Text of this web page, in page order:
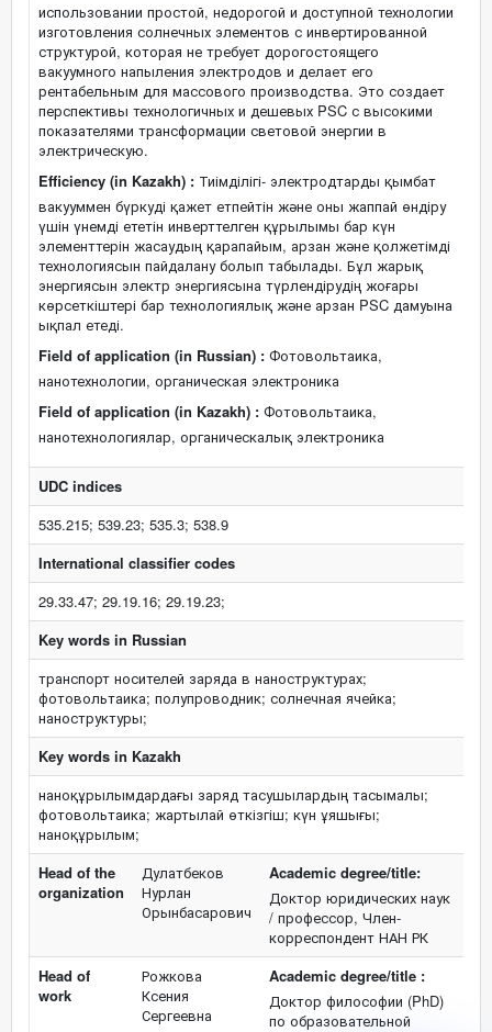
использовании простой, недорогой и доступной технологии
изготовления солнечных элементов с инвертированной
структурой, которая не требует дорогостоящего
вакуумного напыления электродов и делает его
рентабельным для массового производства. Это создает
перспективы технологичных и дешевых PSC с высокими
показателями трансформации световой энергии в
электрическую.
Efficiency (in Kazakh) : Тиімділігі- электродтарды қымбат
вакууммен бүркуді қажет етпейтін және оны жаппай өндіру
үшін үнемді ететін инверттелген құрылымы бар күн
элементтерін жасаудың қарапайым, арзан және қолжетімді
технологиясын пайдалану болып табылады. Бұл жарық
энергиясын электр энергиясына түрлендірудің жоғары
көрсеткіштері бар технологиялық және арзан PSC дамуына
ықпал етеді.
Field of application (in Russian) : Фотовольтаика,
нанотехнологии, органическая электроника
Field of application (in Kazakh) : Фотовольтаика,
нанотехнологиялар, органическалық электроника
UDC indices
535.215; 539.23; 535.3; 538.9
International classifier codes
29.33.47; 29.19.16; 29.19.23;
Key words in Russian
транспорт носителей заряда в наноструктурах;
фотовольтаика; полупроводник; солнечная ячейка;
наноструктуры;
Key words in Kazakh
наноқұрылымдардағы заряд тасушылардың тасымалы;
фотовольтаика; жартылай өткізгіш; күн ұяшығы;
наноқұрылым;
Head of the
organization
Дулатбеков
Нурлан
Орынбасарович
Academic degree/title:
Доктор юридических наук
/ профессор, Член-
корреспондент НАН РК
Head of
work
Рожкова
Ксения
Сергеевна
Academic degree/title :
Доктор философии (PhD)
по образовательной